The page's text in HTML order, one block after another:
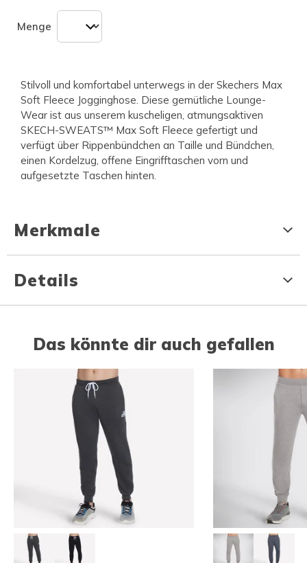
Menge
Stilvoll und komfortabel unterwegs in der Skechers Max
Soft Fleece Jogginghose. Diese gemütliche Lounge-
Wear ist aus unserem kuscheligen, atmungsaktiven
SKECH-SWEATS™ Max Soft Fleece gefertigt und
verfügt über Rippenbündchen an Taille und Bündchen,
einen Kordelzug, offene Eingrifftaschen vorn und
aufgesetzte Taschen hinten.
Merkmale
Details
Das könnte dir auch gefallen